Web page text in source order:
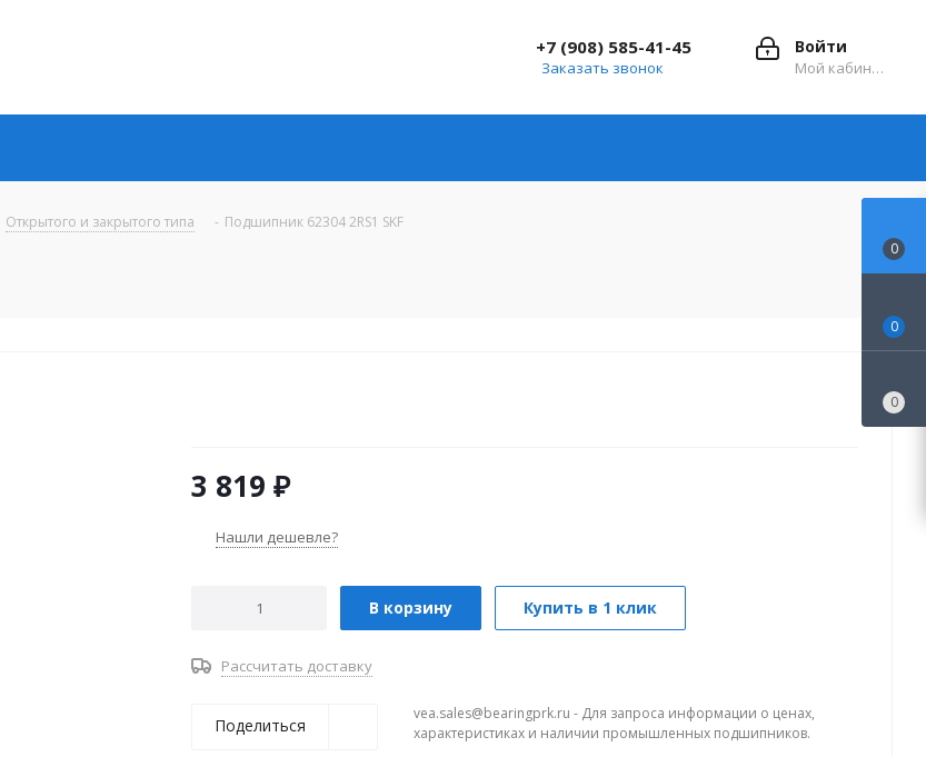
Войти
Мой кабинет
+7 (908) 585-41-45
Заказать звонок
Открытого и закрытого типа - Подшипник 62304 2RS1 SKF
3 819 ₽
Нашли дешевле?
В корзину Купить в 1 клик
Рассчитать доставку
Поделиться
vea.sales@bearingprk.ru - Для запроса информации о ценах,
характеристиках и наличии промышленных подшипников.
0
0
0